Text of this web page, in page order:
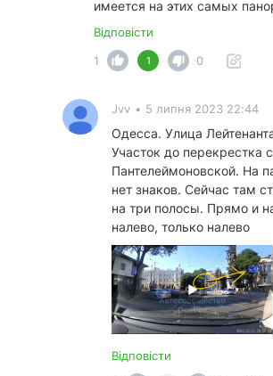
имеется на этих самых
Відповісти
1
1 0
Jvv • 5 липня 2023 22:44
Одесса. Улица
Участок до перекрестка с
Пантелеймоновской. На
нет знаков. Сейчас там
на три полосы. Прямо и
налево, только налево
Відповісти